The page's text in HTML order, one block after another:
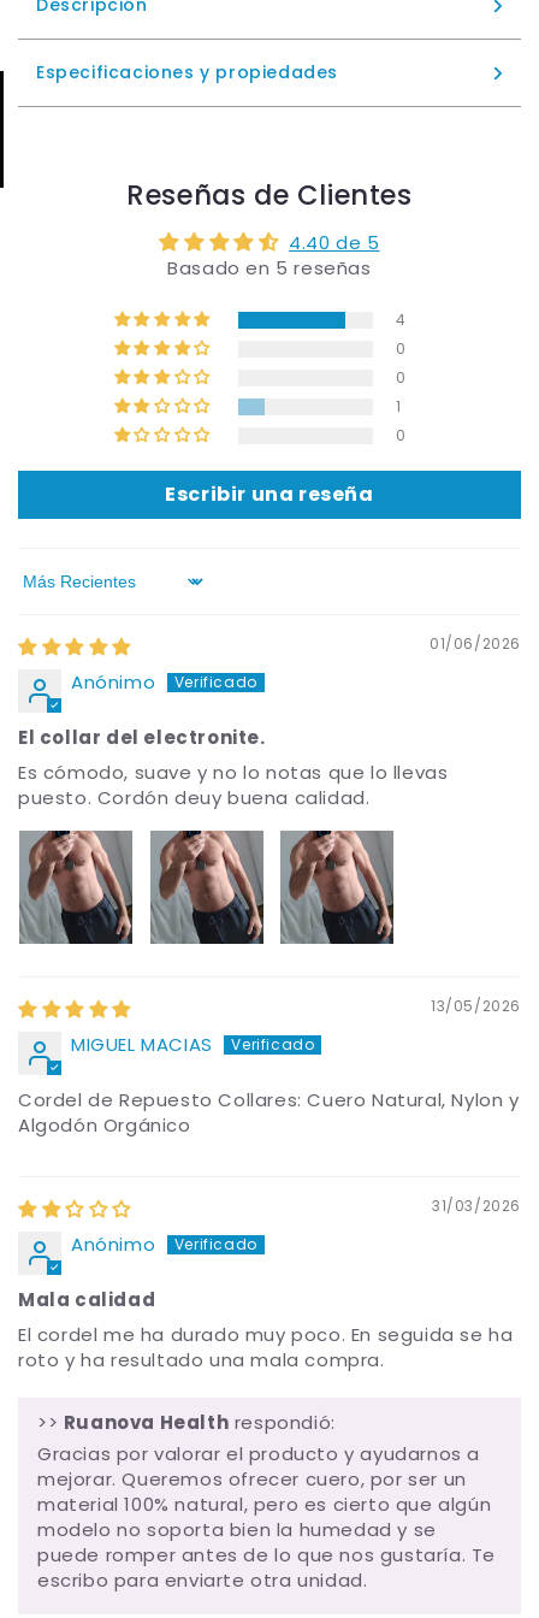
Descripción
Especificaciones y propiedades
Reseñas de Clientes
4.40 de 5
Basado en 5 reseñas
4
0
0
1
0
Escribir una reseña
Sort by
01/06/2026
Anónimo
El collar del electronite.
Es cómodo, suave y no lo notas que lo llevas
puesto. Cordón deuy buena calidad.
13/05/2026
MIGUEL MACIAS
Cordel de Repuesto Collares: Cuero Natural, Nylon y
Algodón Orgánico
31/03/2026
Anónimo
Mala calidad
El cordel me ha durado muy poco. En seguida se ha
roto y ha resultado una mala compra.
>> Ruanova Health respondió:
Gracias por valorar el producto y ayudarnos a
mejorar. Queremos ofrecer cuero, por ser un
material 100% natural, pero es cierto que algún
modelo no soporta bien la humedad y se
puede romper antes de lo que nos gustaría. Te
escribo para enviarte otra unidad.